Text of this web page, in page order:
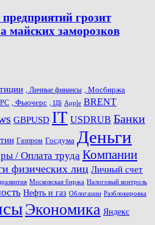
грозит
майских заморозков
, Личные финансы , Мосбиржа
, Фьючерс , ЦБ Apple BRENT
GBPUSD IT USDRUB Банки
Газпром Госдума Деньги
/ Оплата труда Компании
физических лиц Личный счет
Московская биржа Налоговый контроль
Нефть и газ Облигации Разблокировка
Экономика Яндекс